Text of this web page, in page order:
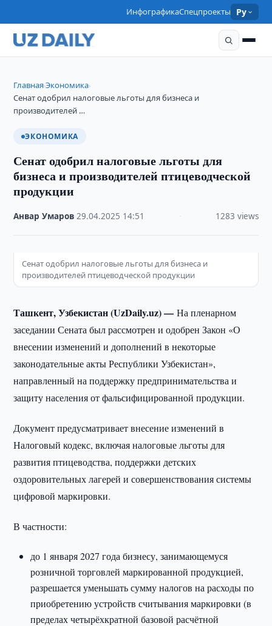
ИнфографикаСпецпроекты Ру
Главная›Экономика›
Сенат одобрил налоговые льготы для бизнеса и
производителей …
ЭКОНОМИКА
Сенат одобрил налоговые льготы для
бизнеса и производителей птицеводческой
продукции
Анвар Умаров ·29.04.2025 14:51 1283 views
Сенат одобрил налоговые льготы для бизнеса и
производителей птицеводческой продукции
Ташкент, Узбекистан (UzDaily.uz) —На пленарном
заседании Сената был рассмотрен и одобрен Закон «О
внесении изменений и дополнений в некоторые
законодательные акты Республики Узбекистан»,
направленный на поддержку предпринимательства и
защиту населения от фальсифицированной продукции.
Документ предусматривает внесение изменений в
Налоговый кодекс, включая налоговые льготы для
развития птицеводства, поддержки детских
оздоровительных лагерей и совершенствования системы
цифровой маркировки.
В частности:
до 1 января 2027 года бизнесу, занимающемуся
розничной торговлей маркированной продукцией,
разрешается уменьшать сумму налогов на расходы по
приобретению устройств считывания маркировки (в
пределах четырёхкратной базовой расчётной